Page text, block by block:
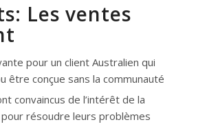
Les ventes
pour un client Australien qui
être conçue sans la communauté
convaincus de l’intérêt de la
résoudre leurs problèmes